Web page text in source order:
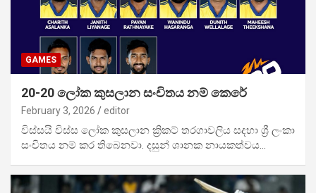
GAMES
20-20 ලෝක කුසලාන සංචිතය නම් කෙරේ
February 3, 2026 editor
විස්සයි විස්ස ලෝක කුසලාන ක්‍රිකට් තරගාවලිය සදහා ශ්‍රී ලංකා
සංචිතය නම් කර තිබෙනවා. දසුන් ශානක නායකත්වය…